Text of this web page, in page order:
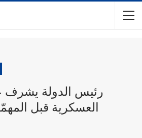
رئيس الدولة يشرف
العسكرية قبل